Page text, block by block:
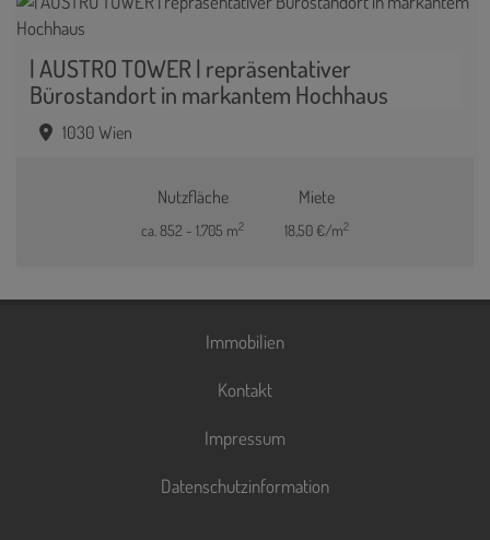
| AUSTRO TOWER | repräsentativer
Bürostandort in markantem Hochhaus
1030 Wien
Nutzfläche
ca. 852 - 1.705 m2
Miete
18,50 €/m2
Immobilien
Kontakt
Impressum
Datenschutzinformation